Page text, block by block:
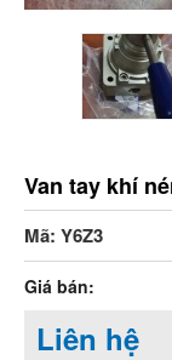
Van tay khí
Mã: Y6Z3
Giá bán:
Liên hệ